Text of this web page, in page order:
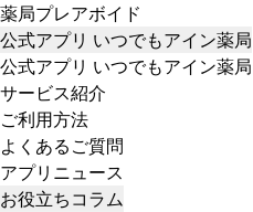
薬局プレアボイド
公式アプリ いつでもアイン薬局
公式アプリ いつでもアイン薬
サービス紹介
ご利用方法
よくあるご質問
アプリニュース
お役立ちコラム